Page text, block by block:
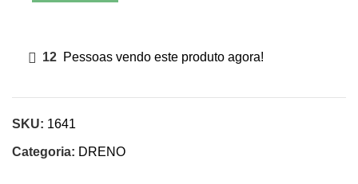
12 Pessoas vendo este produto agora!
SKU: 1641
Categoria: DRENO